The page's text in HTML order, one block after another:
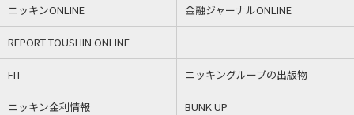
ニッキンONLINE 金融ジャーナルONLINE
REPORT TOUSHIN ONLINE
FIT ニッキングループの出版物
ニッキン金利情報 BUNK UP